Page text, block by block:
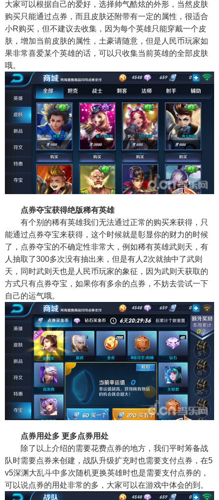
大家可以根据自己的爱好，选择帅气酷炫的外形，当然皮肤
购买只能通过点券，而且皮肤还附带有一定的属性，很适合
小R购买，但不建议去收集，因为每个英雄只能穿戴一个皮
肤，增加当前皮肤的属性，土豪请随意，但是人民币玩家如
果非常喜爱某个英雄的话，可以只收集当前英雄的全部皮肤
哦。
点券夺宝获得绝版稀有英雄
有个别的稀有英雄我们无法通过正常的购买来获得，只
能通过点券夺宝来获得，这个时候就是彰显你的财力的时候
了，点券夺宝的不确定性非常大，例如稀有英雄武则天，有
人抽取了300多次没有抽出来，但是有人2次就抽中了武则
天，同时武则天也是人民币玩家的象征，因为武则天获取的
方式只有点券夺宝，如果你有多余的点券，不妨去尝试一下
自己的运气哦。
点券用处多 更多点券用处
除了以上介绍的需要花费点券的地方，我们平时筹备战
队时需要点券来创建，战队升级扩充时也需要支付点券，在5
v5深渊大乱斗中多次随机更换英雄时也是需要支付点券的，
可以说点券的用处非常的多，大家可以在游戏中体会的到。